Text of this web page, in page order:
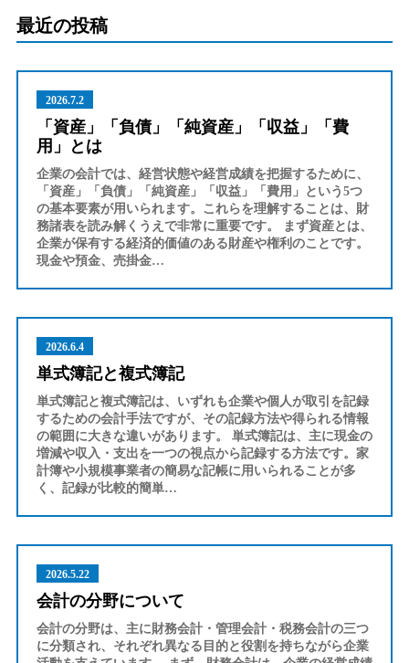
最近の投稿
2026.7.2
「資産」「負債」「純資産」「収益」「費
用」とは
企業の会計では、経営状態や経営成績を把握するために、
「資産」「負債」「純資産」「収益」「費用」という5つ
の基本要素が用いられます。これらを理解することは、財
務諸表を読み解くうえで非常に重要です。 まず資産とは、
企業が保有する経済的価値のある財産や権利のことです。
現金や預金、売掛金…
2026.6.4
単式簿記と複式簿記
単式簿記と複式簿記は、いずれも企業や個人が取引を記録
するための会計手法ですが、その記録方法や得られる情報
の範囲に大きな違いがあります。 単式簿記は、主に現金の
増減や収入・支出を一つの視点から記録する方法です。家
計簿や小規模事業者の簡易な記帳に用いられることが多
く、記録が比較的簡単…
2026.5.22
会計の分野について
会計の分野は、主に財務会計・管理会計・税務会計の三つ
に分類され、それぞれ異なる目的と役割を持ちながら企業